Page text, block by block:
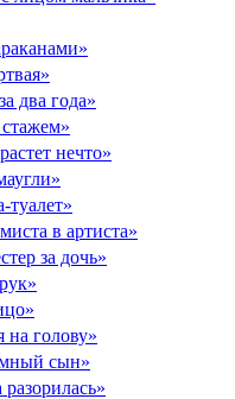
два года»
нечто»
туалет»
в артиста»
за дочь»
на голову»
сын»